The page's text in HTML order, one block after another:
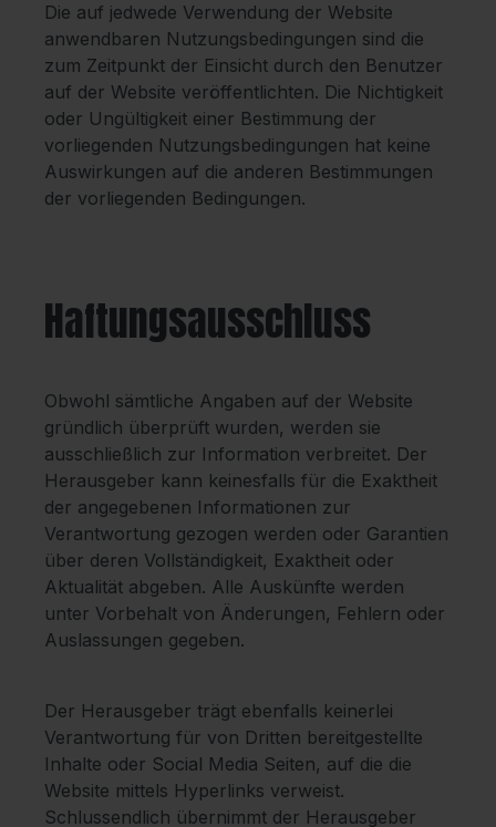
Die auf jedwede Verwendung der Website
anwendbaren Nutzungsbedingungen sind die
zum Zeitpunkt der Einsicht durch den Benutzer
auf der Website veröffentlichten. Die Nichtigkeit
oder Ungültigkeit einer Bestimmung der
vorliegenden Nutzungsbedingungen hat keine
Auswirkungen auf die anderen Bestimmungen
der vorliegenden Bedingungen.
Haftungsausschluss
Obwohl sämtliche Angaben auf der Website
gründlich überprüft wurden, werden sie
ausschließlich zur Information verbreitet. Der
Herausgeber kann keinesfalls für die Exaktheit
der angegebenen Informationen zur
Verantwortung gezogen werden oder Garantien
über deren Vollständigkeit, Exaktheit oder
Aktualität abgeben. Alle Auskünfte werden
unter Vorbehalt von Änderungen, Fehlern oder
Auslassungen gegeben.
Der Herausgeber trägt ebenfalls keinerlei
Verantwortung für von Dritten bereitgestellte
Inhalte oder Social Media Seiten, auf die die
Website mittels Hyperlinks verweist.
Schlussendlich übernimmt der Herausgeber